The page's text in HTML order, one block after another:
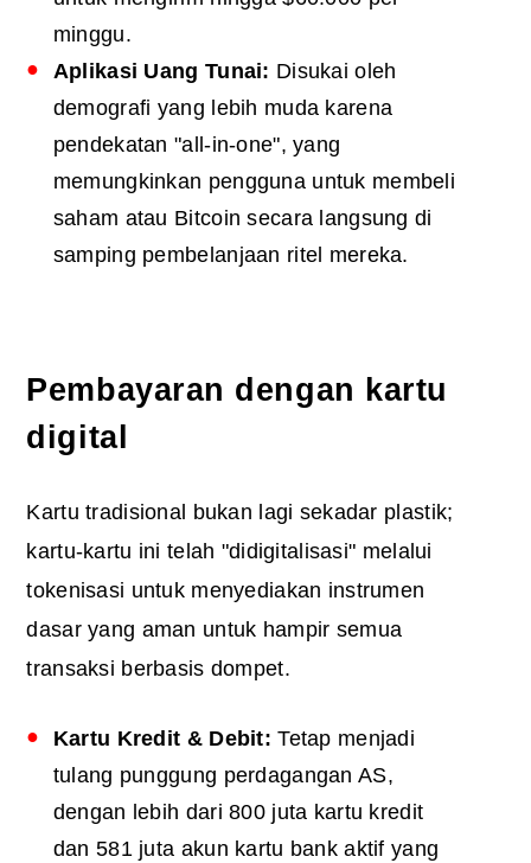
minggu.
Aplikasi Uang Tunai: Disukai oleh
demografi yang lebih muda karena
pendekatan "all-in-one", yang
memungkinkan pengguna untuk membeli
saham atau Bitcoin secara langsung di
samping pembelanjaan ritel mereka.
Pembayaran dengan kartu
digital
Kartu tradisional bukan lagi sekadar plastik;
kartu-kartu ini telah "didigitalisasi" melalui
tokenisasi untuk menyediakan instrumen
dasar yang aman untuk hampir semua
transaksi berbasis dompet.
Kartu Kredit & Debit: Tetap menjadi
tulang punggung perdagangan AS,
dengan lebih dari 800 juta kartu kredit
dan 581 juta akun kartu bank aktif yang